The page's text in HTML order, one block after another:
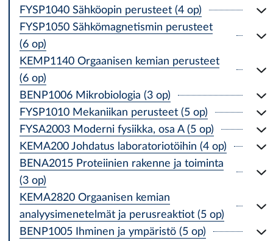
FYSP1040 Sähköopin perusteet (4 op)
FYSP1050 Sähkömagnetismin perusteet
(6 op)
KEMP1140 Orgaanisen kemian perusteet
(6 op)
BENP1006 Mikrobiologia (3 op)
FYSP1010 Mekaniikan perusteet (5 op)
FYSA2003 Moderni fysiikka, osa A (5 op)
KEMA200 Johdatus laboratoriotöihin (4 op)
BENA2015 Proteiinien rakenne ja toiminta
(3 op)
KEMA2820 Orgaanisen kemian
analyysimenetelmät ja perusreaktiot (5 op)
BENP1005 Ihminen ja ympäristö (5 op)